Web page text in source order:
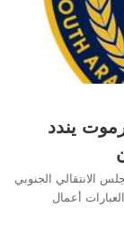
يندد
الانتقالي الجنوبي
أعمال